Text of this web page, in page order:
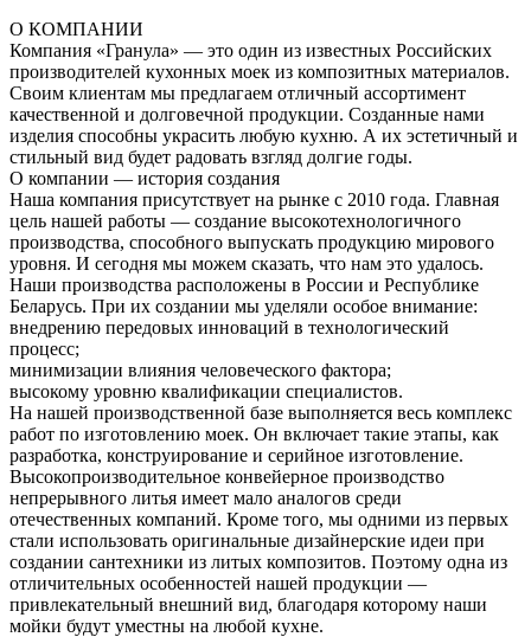
О КОМПАНИИ
Компания «Гранула» — это один из известных Российских
производителей кухонных моек из композитных материалов.
Своим клиентам мы предлагаем отличный ассортимент
качественной и долговечной продукции. Созданные нами
изделия способны украсить любую кухню. А их эстетичный и
стильный вид будет радовать взгляд долгие годы.
О компании — история создания
Наша компания присутствует на рынке с 2010 года. Главная
цель нашей работы — создание высокотехнологичного
производства, способного выпускать продукцию мирового
уровня. И сегодня мы можем сказать, что нам это удалось.
Наши производства расположены в России и Республике
Беларусь. При их создании мы уделяли особое внимание:
внедрению передовых инноваций в технологический
процесс;
минимизации влияния человеческого фактора;
высокому уровню квалификации специалистов.
На нашей производственной базе выполняется весь комплекс
работ по изготовлению моек. Он включает такие этапы, как
разработка, конструирование и серийное изготовление.
Высокопроизводительное конвейерное производство
непрерывного литья имеет мало аналогов среди
отечественных компаний. Кроме того, мы одними из первых
стали использовать оригинальные дизайнерские идеи при
создании сантехники из литых композитов. Поэтому одна из
отличительных особенностей нашей продукции —
привлекательный внешний вид, благодаря которому наши
мойки будут уместны на любой кухне.